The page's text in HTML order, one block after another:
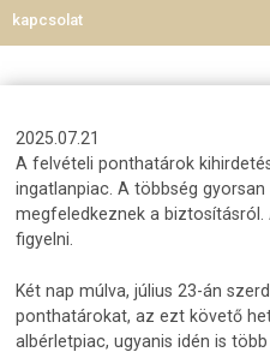
kapcsolat
2025.07.21
A felvételi ponthatárok
ingatlanpiac. A többség gyorsan
megfeledkeznek a biztosításról.
figyelni.
Két nap múlva, július 23-án
ponthatárokat, az ezt követő
albérletpiac, ugyanis idén is